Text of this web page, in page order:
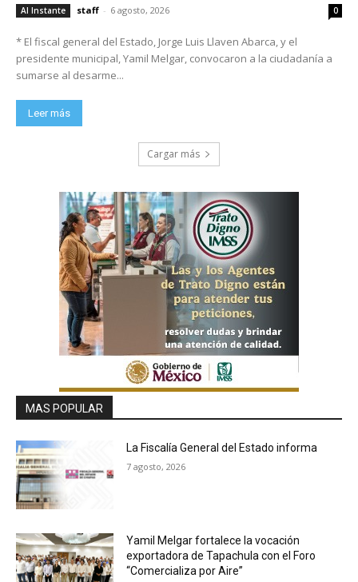
Al Instante staff - 6 agosto, 2026 0
* El fiscal general del Estado, Jorge Luis Llaven Abarca, y el
presidente municipal, Yamil Melgar, convocaron a la ciudadanía a
sumarse al desarme...
Leer más
Cargar más
MAS POPULAR
La Fiscalía General del Estado informa
7 agosto, 2026
Yamil Melgar fortalece la vocación
exportadora de Tapachula con el Foro
“Comercializa por Aire”